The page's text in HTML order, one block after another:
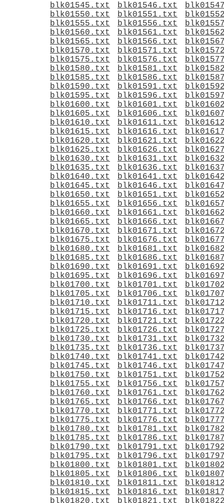
blk01545.txt
blk01546.txt
blk01550.txt
blk01551.txt
blk01555.txt
blk01556.txt
blk01560.txt
blk01561.txt
blk01565.txt
blk01566.txt
blk01570.txt
blk01571.txt
blk01575.txt
blk01576.txt
blk01580.txt
blk01581.txt
blk01585.txt
blk01586.txt
blk01590.txt
blk01591.txt
blk01595.txt
blk01596.txt
blk01600.txt
blk01601.txt
blk01605.txt
blk01606.txt
blk01610.txt
blk01611.txt
blk01615.txt
blk01616.txt
blk01620.txt
blk01621.txt
blk01625.txt
blk01626.txt
blk01630.txt
blk01631.txt
blk01635.txt
blk01636.txt
blk01640.txt
blk01641.txt
blk01645.txt
blk01646.txt
blk01650.txt
blk01651.txt
blk01655.txt
blk01656.txt
blk01660.txt
blk01661.txt
blk01665.txt
blk01666.txt
blk01670.txt
blk01671.txt
blk01675.txt
blk01676.txt
blk01680.txt
blk01681.txt
blk01685.txt
blk01686.txt
blk01690.txt
blk01691.txt
blk01695.txt
blk01696.txt
blk01700.txt
blk01701.txt
blk01705.txt
blk01706.txt
blk01710.txt
blk01711.txt
blk01715.txt
blk01716.txt
blk01720.txt
blk01721.txt
blk01725.txt
blk01726.txt
blk01730.txt
blk01731.txt
blk01735.txt
blk01736.txt
blk01740.txt
blk01741.txt
blk01745.txt
blk01746.txt
blk01750.txt
blk01751.txt
blk01755.txt
blk01756.txt
blk01760.txt
blk01761.txt
blk01765.txt
blk01766.txt
blk01770.txt
blk01771.txt
blk01775.txt
blk01776.txt
blk01780.txt
blk01781.txt
blk01785.txt
blk01786.txt
blk01790.txt
blk01791.txt
blk01795.txt
blk01796.txt
blk01800.txt
blk01801.txt
blk01805.txt
blk01806.txt
blk01810.txt
blk01811.txt
blk01815.txt
blk01816.txt
blk01820.txt
blk01821.txt